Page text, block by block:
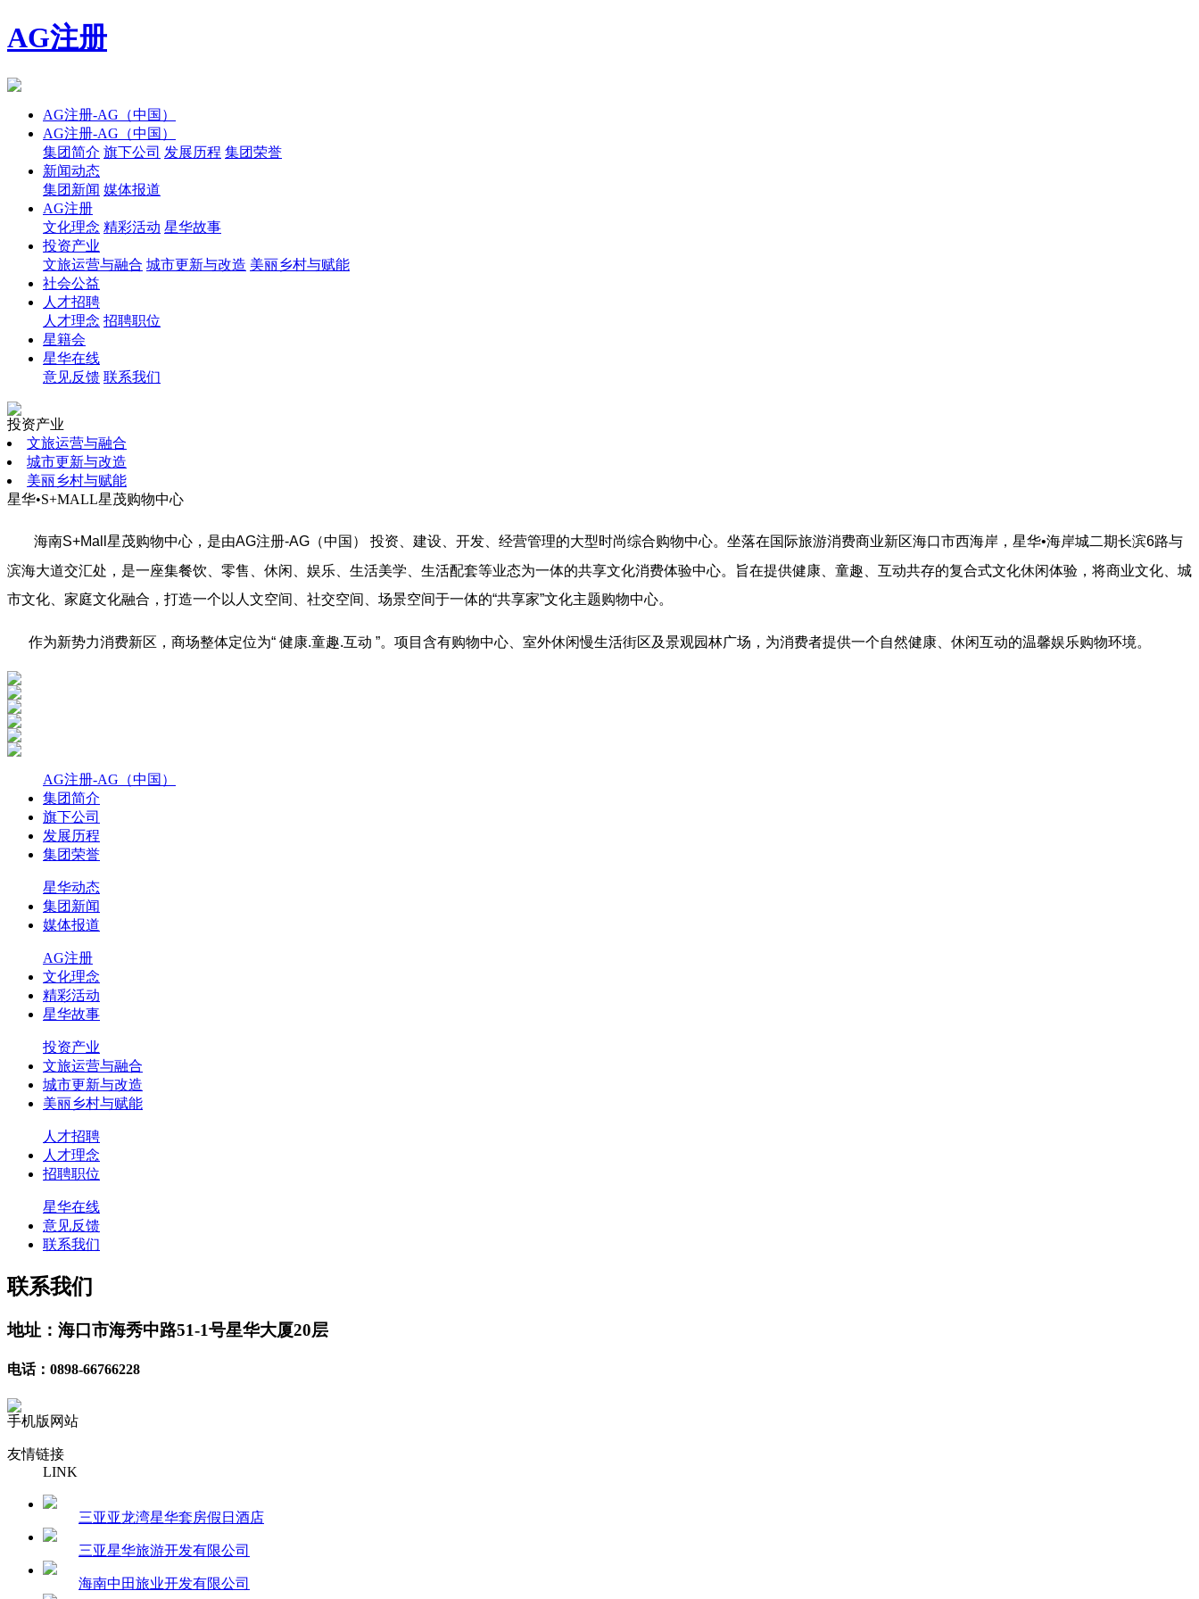
AG注册
AG注册-AG（中国）
AG注册-AG（中国）
集团简介 旗下公司 发展历程 集团荣誉
新闻动态
集团新闻 媒体报道
AG注册
文化理念 精彩活动 星华故事
投资产业
文旅运营与融合 城市更新与改造 美丽乡村与赋能
社会公益
人才招聘
人才理念 招聘职位
星籍会
星华在线
意见反馈 联系我们
投资产业
文旅运营与融合
城市更新与改造
美丽乡村与赋能
星华•S+MALL星茂购物中心
海南S+Mall 星茂购物中心，是由AG注册-AG（中国） 投资、建设、开发、经营管理的大型时尚综合购物中心。坐落在国际旅游消费商业新区海口市西海岸，星华•海岸城二期长滨6路与
滨海大道交汇处，是一座集餐饮、零售、休闲、娱乐、生活美学、生活配套等业态为一体的共享文化消费体验中心。旨在提供健康、童趣、互动共存的复合式文化休闲体验，将商业文化、城
市文化、家庭文化融合，打造一个以人文空间、社交空间、场景空间于一体的“共享家”文化主题购物中心。
作为新势力消费新区，商场整体定位为“ 健康.童趣.互动 ”。项目含有购物中心、室外休闲慢生活街区及景观园林广场，为消费者提供一个自然健康、休闲互动的温馨娱乐购物环境。
AG注册-AG（中国）
集团简介
旗下公司
发展历程
集团荣誉
星华动态
集团新闻
媒体报道
AG注册
文化理念
精彩活动
星华故事
投资产业
文旅运营与融合
城市更新与改造
美丽乡村与赋能
人才招聘
人才理念
招聘职位
星华在线
意见反馈
联系我们
联系我们
地址：海口市海秀中路51-1号星华大厦20层
电话：0898-66766228
手机版网站
友情链接
LINK
三亚亚龙湾星华套房假日酒店
三亚星华旅游开发有限公司
海南中田旅业开发有限公司